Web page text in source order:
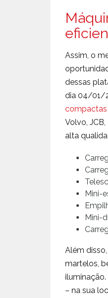
Assim, o
dessas
dia 04/01/
compactas
Volvo,
alta
Mini-
Mini-
Além
martelos,
– na sua